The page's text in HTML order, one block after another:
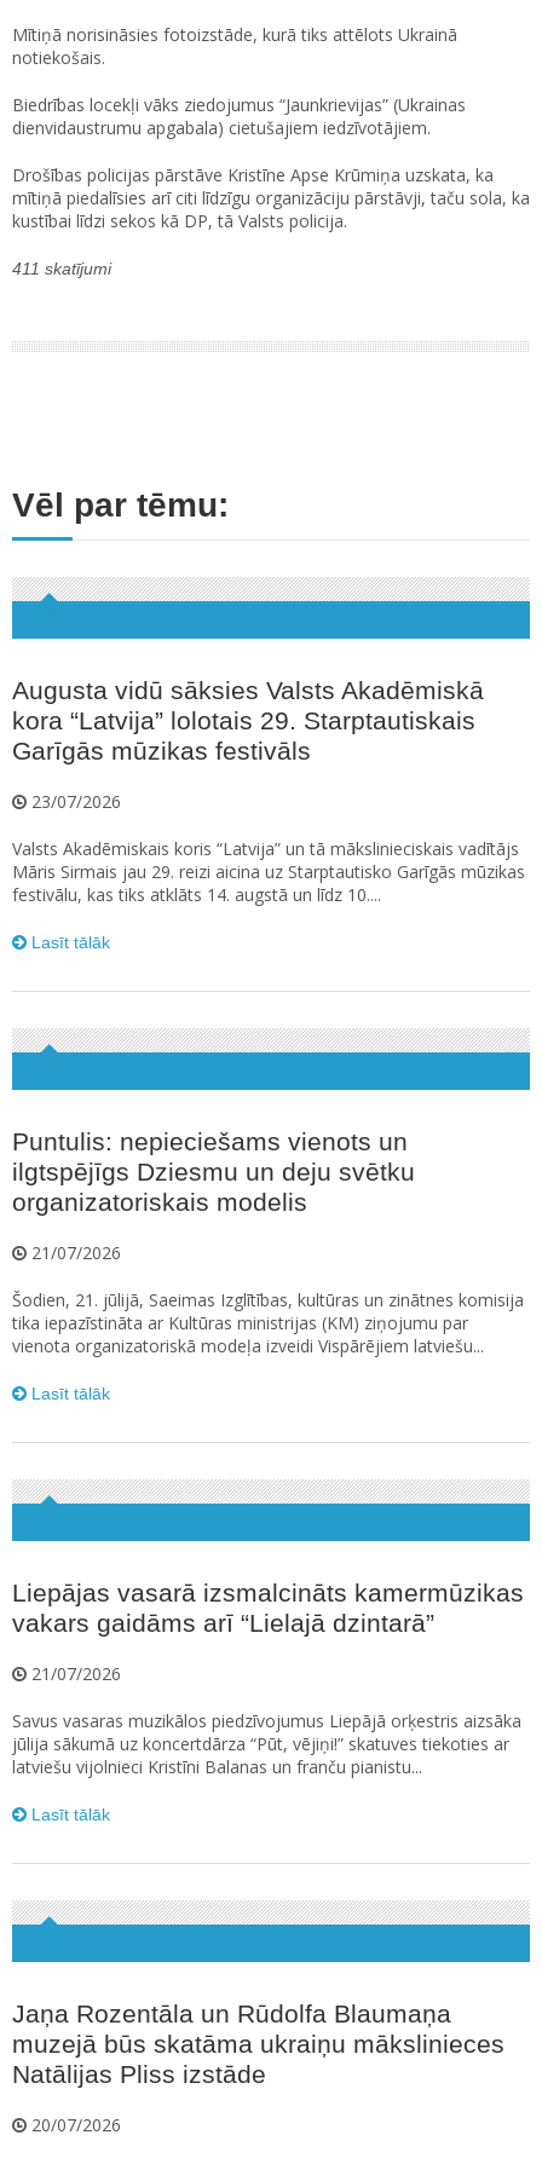
Mītiņā norisināsies fotoizstāde, kurā tiks attēlots Ukrainā
notiekošais.
Biedrības locekļi vāks ziedojumus “Jaunkrievijas” (Ukrainas
dienvidaustrumu apgabala) cietušajiem iedzīvotājiem.
Drošības policijas pārstāve Kristīne Apse Krūmiņa uzskata, ka
mītiņā piedalīsies arī citi līdzīgu organizāciju pārstāvji, taču sola, ka
kustībai līdzi sekos kā DP, tā Valsts policija.
411 skatījumi
Vēl par tēmu:
Augusta vidū sāksies Valsts Akadēmiskā
kora “Latvija” lolotais 29. Starptautiskais
Garīgās mūzikas festivāls
23/07/2026
Valsts Akadēmiskais koris “Latvija” un tā mākslinieciskais vadītājs
Māris Sirmais jau 29. reizi aicina uz Starptautisko Garīgās mūzikas
festivālu, kas tiks atklāts 14. augstā un līdz 10....
Lasīt tālāk
Puntulis: nepieciešams vienots un
ilgtspējīgs Dziesmu un deju svētku
organizatoriskais modelis
21/07/2026
Šodien, 21. jūlijā, Saeimas Izglītības, kultūras un zinātnes komisija
tika iepazīstināta ar Kultūras ministrijas (KM) ziņojumu par
vienota organizatoriskā modeļa izveidi Vispārējiem latviešu...
Lasīt tālāk
Liepājas vasarā izsmalcināts kamermūzikas
vakars gaidāms arī “Lielajā dzintarā”
21/07/2026
Savus vasaras muzikālos piedzīvojumus Liepājā orķestris aizsāka
jūlija sākumā uz koncertdārza “Pūt, vējiņi!” skatuves tiekoties ar
latviešu vijolnieci Kristīni Balanas un franču pianistu...
Lasīt tālāk
Jaņa Rozentāla un Rūdolfa Blaumaņa
muzejā būs skatāma ukraiņu mākslinieces
Natālijas Pliss izstāde
20/07/2026